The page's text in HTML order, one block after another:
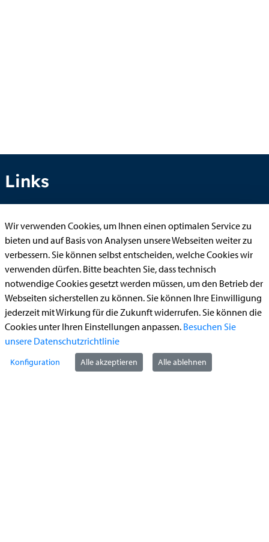
Links
Anhörung online
Aufenthaltserlaubnis
Bauantrag
Begleitetes Fahren ab 17 (Erstantrag)
Führerschein (Umtausch)
Reiterplakette (Verlängerungsantrag online)
Ummeldung zugelassenes Fahrzeug
Wir verwenden Cookies, um Ihnen einen optimalen Service zu
bieten und auf Basis von Analysen unsere Webseiten weiter zu
verbessern. Sie können selbst entscheiden, welche Cookies wir
verwenden dürfen. Bitte beachten Sie, dass technisch
notwendige Cookies gesetzt werden müssen, um den Betrieb der
Webseiten sicherstellen zu können. Sie können Ihre Einwilligung
jederzeit mit Wirkung für die Zukunft widerrufen. Sie können die
Cookies unter Ihren Einstellungen anpassen. Besuchen Sie
unsere Datenschutzrichtlinie
Konfiguration Alle akzeptieren Alle ablehnen